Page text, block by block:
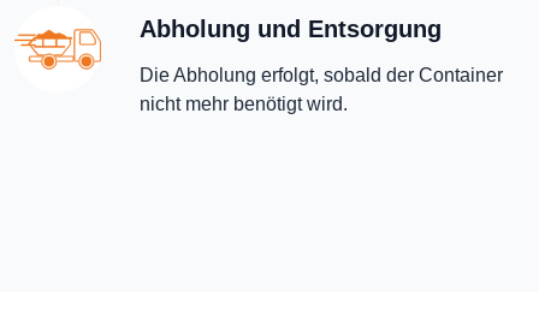
Abholung und Entsorgung
Die Abholung erfolgt, sobald der Container
nicht mehr benötigt wird.